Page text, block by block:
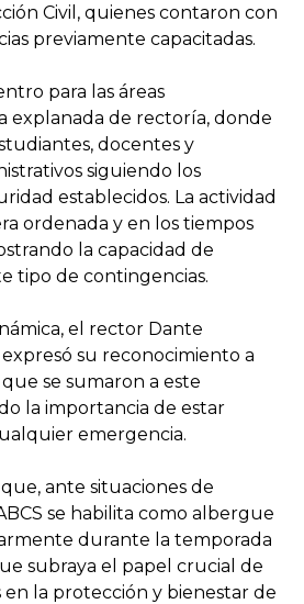
Civil, quienes contaron con
previamente capacitadas.
para las áreas
explanada de rectoría, donde
docentes y
siguiendo los
establecidos. La actividad
ordenada y en los tiempos
la capacidad de
tipo de contingencias.
el rector Dante
su reconocimiento a
se sumaron a este
la importancia de estar
emergencia.
ante situaciones de
se habilita como albergue
durante la temporada
subraya el papel crucial de
en la protección y bienestar de